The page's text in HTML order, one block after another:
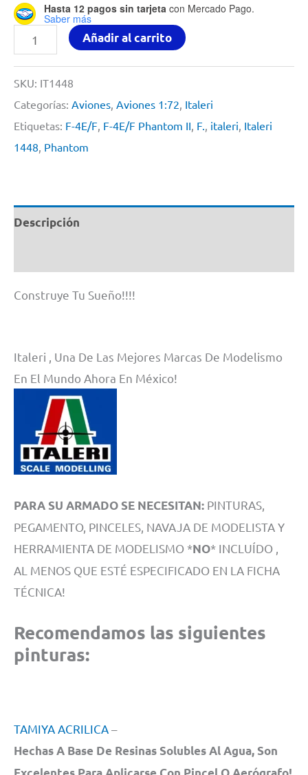
Hasta 12 pagos sin tarjeta con Mercado Pago.
Saber más
4E/F
Phantom
II
By
Italeri
1/72
cantidad
Añadir al carrito
SKU: IT1448
Categorías: Aviones, Aviones 1:72, Italeri
Etiquetas: F-4E/F, F-4E/F Phantom II, F., italeri, Italeri
1448, Phantom
Descripción
Construye Tu Sueño!!!!
Italeri , Una De Las Mejores Marcas De Modelismo
En El Mundo Ahora En México!
PARA SU ARMADO SE NECESITAN: PINTURAS,
PEGAMENTO, PINCELES, NAVAJA DE MODELISTA Y
HERRAMIENTA DE MODELISMO *NO* INCLUÍDO ,
AL MENOS QUE ESTÉ ESPECIFICADO EN LA FICHA
TÉCNICA!
Recomendamos las siguientes
pinturas:
TAMIYA ACRILICA–
Hechas A Base De Resinas Solubles Al Agua, Son